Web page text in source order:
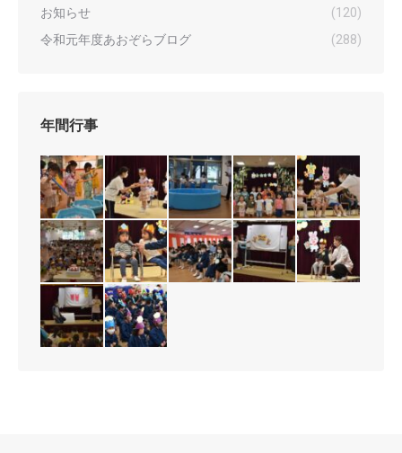
お知らせ
(120)
令和元年度あおぞらブログ
(288)
年間行事